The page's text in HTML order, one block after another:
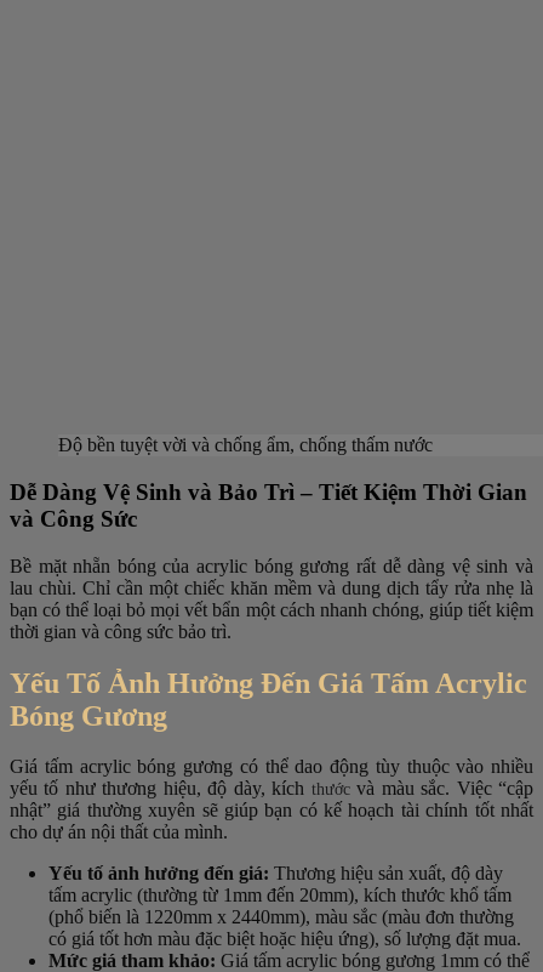
Độ bền tuyệt vời và chống ẩm, chống thấm nước
Dễ Dàng Vệ Sinh và Bảo Trì – Tiết Kiệm Thời Gian
và Công Sức
Bề mặt nhẵn bóng của acrylic bóng gương rất dễ dàng vệ sinh và
lau chùi. Chỉ cần một chiếc khăn mềm và dung dịch tẩy rửa nhẹ là
bạn có thể loại bỏ mọi vết bẩn một cách nhanh chóng, giúp tiết kiệm
thời gian và công sức bảo trì.
Yếu Tố Ảnh Hưởng Đến Giá Tấm Acrylic
Bóng Gương
Giá tấm acrylic bóng gương có thể dao động tùy thuộc vào nhiều
yếu tố như thương hiệu, độ dày, kích thướcvà màu sắc. Việc “cập
nhật” giá thường xuyên sẽ giúp bạn có kế hoạch tài chính tốt nhất
cho dự án nội thất của mình.
Yếu tố ảnh hưởng đến giá: Thương hiệu sản xuất, độ dày
tấm acrylic (thường từ 1mm đến 20mm), kích thước khổ tấm
(phổ biến là 1220mm x 2440mm), màu sắc (màu đơn thường
có giá tốt hơn màu đặc biệt hoặc hiệu ứng), số lượng đặt mua.
Mức giá tham khảo: Giá tấm acrylic bóng gương 1mm có thể